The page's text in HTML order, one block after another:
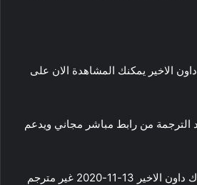
الاخير يمكنك المشاهدة الان على
من رابط مباشر مجاني ويدعم
11-2020 غير مترجم